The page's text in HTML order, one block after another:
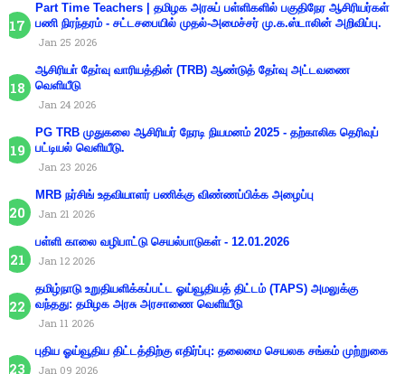
Part Time Teachers | தமிழக அரசுப் பள்ளிகளில் பகுதிநேர ஆசிரியர்கள்
பணி நிரந்தரம் - சட்டசபையில் முதல்-அமைச்சர் மு.க.ஸ்டாலின் அறிவிப்பு.
Jan 25 2026
ஆசிரியா் தோ்வு வாரியத்தின் (TRB) ஆண்டுத் தோ்வு அட்டவணை
வெளியீடு
Jan 24 2026
PG TRB முதுகலை ஆசிரியர் நேரடி நியமனம் 2025 - தற்காலிக தெரிவுப்
பட்டியல் வெளியீடு.
Jan 23 2026
MRB நர்சிங் உதவியாளர் பணிக்கு விண்ணப்பிக்க அழைப்பு
Jan 21 2026
பள்ளி காலை வழிபாட்டு செயல்பாடுகள் - 12.01.2026
Jan 12 2026
தமிழ்நாடு உறுதியளிக்கப்பட்ட ஓய்வூதியத் திட்டம் (TAPS) அமலுக்கு
வந்தது: தமிழக அரசு அரசாணை வெளியீடு
Jan 11 2026
புதிய ஓய்வூதிய திட்டத்திற்கு எதிர்ப்பு: தலைமை செயலக சங்கம் முற்றுகை
Jan 09 2026